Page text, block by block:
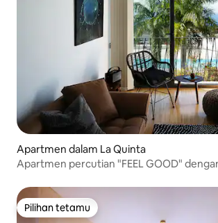
Apartmen dalam La Quinta
Apartmen percutian "FEEL GOOD"
Pilihan tetamu
Pilihan tetamu